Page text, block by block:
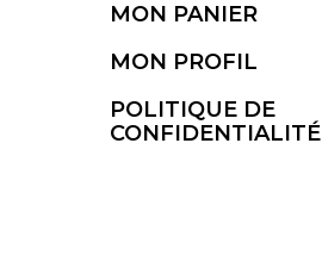
MON PANIER
MON PROFIL
POLITIQUE DE
CONFIDENTIALITÉ